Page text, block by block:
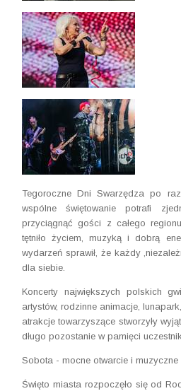
Tegoroczne Dni Swarzędza po
wspólne świętowanie potrafi
przyciągnąć gości z całego
tętniło życiem, muzyką i dobrą
wydarzeń sprawił, że każdy
dla siebie.
Koncerty największych polskich
artystów, rodzinne animacje,
atrakcje towarzyszące stworzyły
długo pozostanie w pamięci
Sobota - mocne otwarcie i muzyczne
Święto miasta rozpoczęło się od